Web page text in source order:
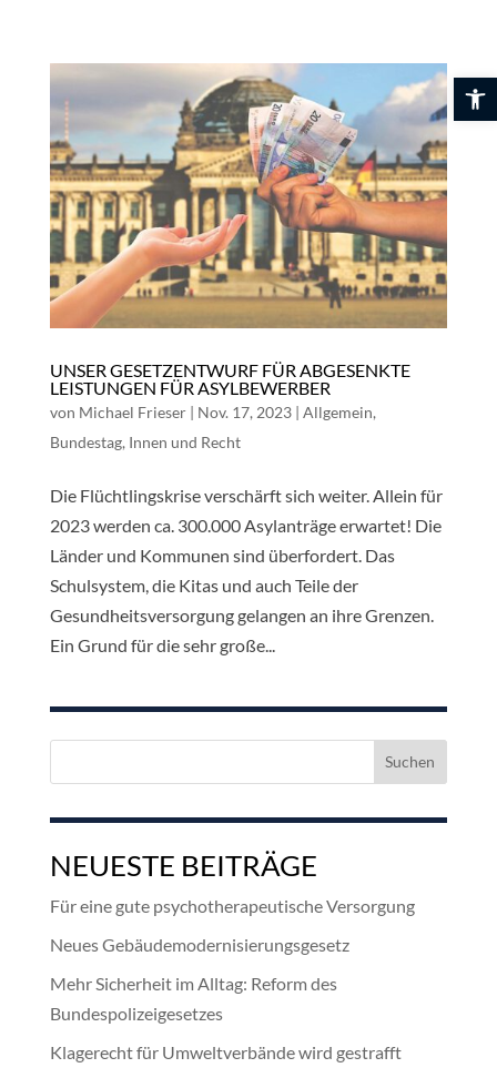
UNSER GESETZENTWURF FÜR ABGESENKTE
LEISTUNGEN FÜR ASYLBEWERBER
von Michael Frieser| Nov. 17, 2023| Allgemein,
Bundestag, Innen und Recht
Die Flüchtlingskrise verschärft sich weiter. Allein für
2023 werden ca. 300.000 Asylanträge erwartet! Die
Länder und Kommunen sind überfordert. Das
Schulsystem, die Kitas und auch Teile der
Gesundheitsversorgung gelangen an ihre Grenzen.
Ein Grund für die sehr große...
Suchen
NEUESTE BEITRÄGE
Für eine gute psychotherapeutische Versorgung
Neues Gebäudemodernisierungsgesetz
Mehr Sicherheit im Alltag: Reform des
Bundespolizeigesetzes
Klagerecht für Umweltverbände wird gestrafft